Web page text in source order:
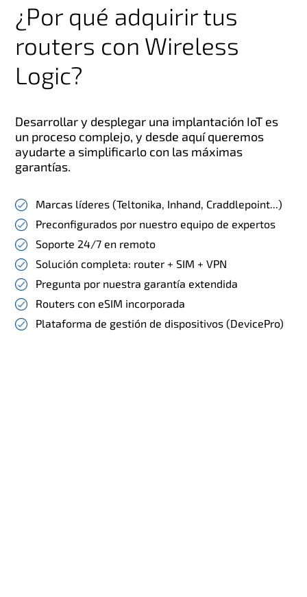
¿Por qué adquirir tus
routers con Wireless
Logic?
Desarrollar y desplegar una implantación IoT es
un proceso complejo, y desde aquí queremos
ayudarte a simplificarlo con las máximas
garantías.
Marcas líderes (Teltonika, Inhand, Craddlepoint...)
Preconfigurados por nuestro equipo de expertos
Soporte 24/7 en remoto
Solución completa: router + SIM + VPN
Pregunta por nuestra garantía extendida
Routers con eSIM incorporada
Plataforma de gestión de dispositivos (DevicePro)